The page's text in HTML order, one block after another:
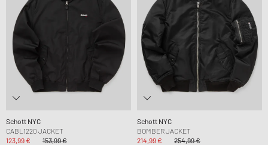
Schott NYC
CABL1220 JACKET
123,99 €
153,99 €
Schott NYC
BOMBER JACKET
214,99 €
254,99 €